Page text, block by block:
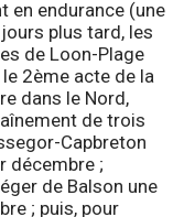
en endurance (une
plus tard, les
de Loon-Plage
2ème acte de la
dans le Nord,
de trois
Capbreton
décembre ;
de Balson une
; puis, pour